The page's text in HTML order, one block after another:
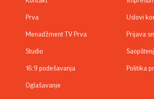
Prva
Menadžment TV Prva
Studio
16:9 podešavanja
Oglašavanje
Uslovi
Prijava
Politika